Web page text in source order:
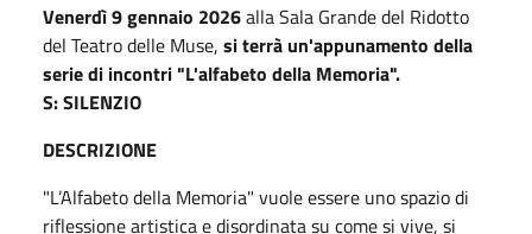
Venerdì 9 gennaio 2026alla Sala Grande del Ridotto
del Teatro delle Muse, si terrà un'appunamento della
serie di incontri "L'alfabeto della Memoria".
S: SILENZIO
DESCRIZIONE
"L’Alfabeto della Memoria" vuole essere uno spazio di
riflessione artistica e disordinata su come si vive, si